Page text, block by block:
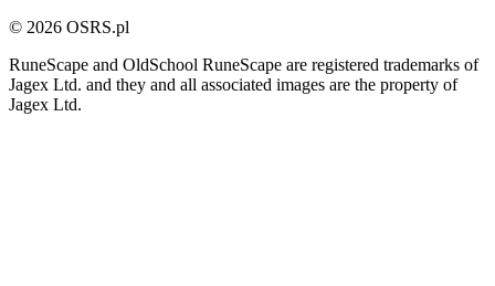
© 2026 OSRS.pl
RuneScape and OldSchool RuneScape are registered trademarks of
Jagex Ltd. and they and all associated images are the property of
Jagex Ltd.